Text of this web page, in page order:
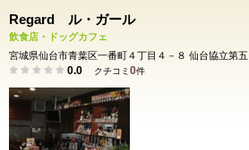
Regard ル・ガール
飲食店・ドッグカフェ
宮城県仙台市青葉区一番町４丁目４－８ 仙台協立第
0.0 クチコミ 0件